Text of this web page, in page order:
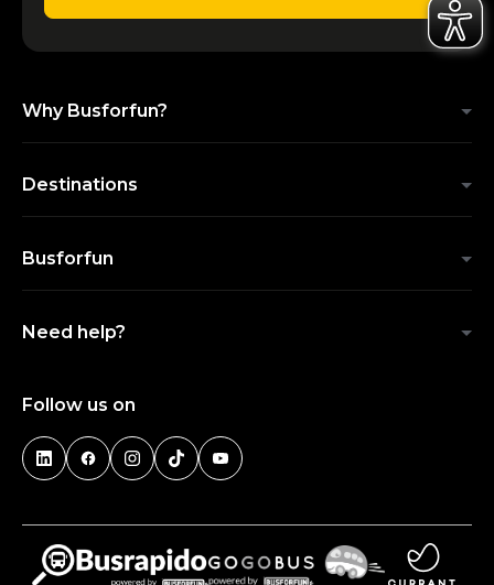
Why Busforfun?
Destinations
Busforfun
Need help?
Follow us on